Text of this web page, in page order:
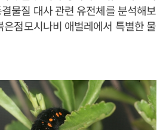
물질 대사 관련 유전체를 분석해보
은점모시나비 애벌레에서 특별한 물